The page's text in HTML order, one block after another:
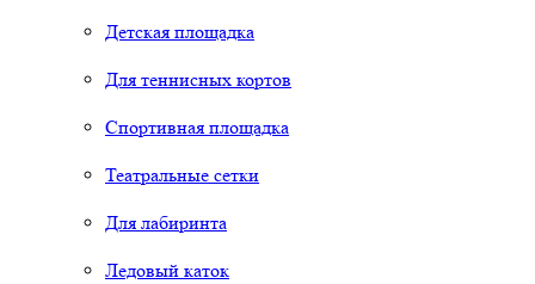
Детская площадка
Для теннисных кортов
Спортивная площадка
Театральные сетки
Для лабиринта
Ледовый каток